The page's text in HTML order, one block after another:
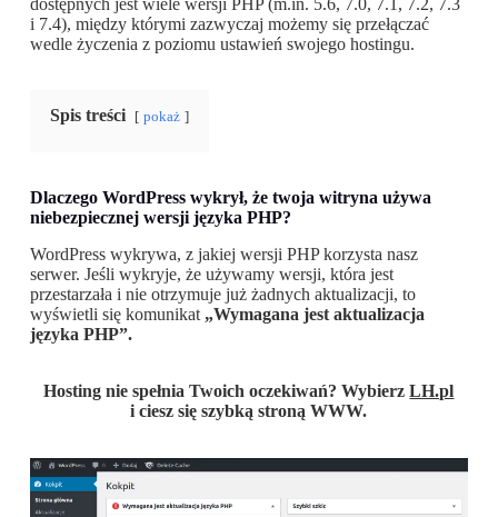
dostępnych jest wiele wersji PHP (m.in. 5.6, 7.0, 7.1, 7.2, 7.3
i 7.4), między którymi zazwyczaj możemy się przełączać
wedle życzenia z poziomu ustawień swojego hostingu.
Spis treści pokaż
Dlaczego WordPress wykrył, że twoja witryna używa
niebezpiecznej wersji języka PHP?
WordPress wykrywa, z jakiej wersji PHP korzysta nasz
serwer. Jeśli wykryje, że używamy wersji, która jest
przestarzała i nie otrzymuje już żadnych aktualizacji, to
wyświetli się komunikat „Wymagana jest aktualizacja
języka PHP”.
Hosting nie spełnia Twoich oczekiwań? WybierzLH.pl
i ciesz się szybką stroną WWW.